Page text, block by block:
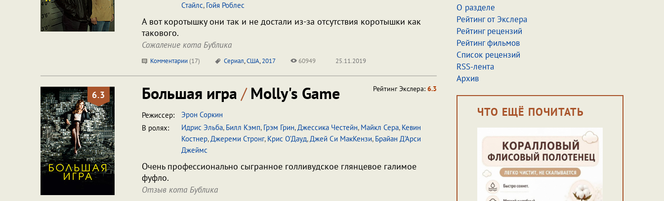
Стайлс, Гойя Роблес
А вот коротышку они так и не достали из-за отсутствия коротышки как
такового.
Сожаление кота Бублика
Комментарии (17) Сериал,США,2017 60949 25.11.2019
6.3 Большая игра /Molly's Game Рейтинг Экслера: 6.3
Режиссер:
Эрон Соркин
В ролях:
Идрис Эльба, Билл Кэмп, Грэм Грин,Джессика Честейн, Майкл Сера, Кевин
Костнер,Джереми Стронг, Крис О’Дауд,Джей Си МакКензи, Брайан Д’Арси
Джеймс
Очень профессионально сыгранное голливудское глянцевое галимое
фуфло.
Отзыв кота Бублика
О разделе
Рейтинг от Экслера
Рейтинг рецензий
Рейтинг фильмов
Список рецензий
RSS-лента
Архив
ЧТО ЕЩЁ ПОЧИТАТЬ